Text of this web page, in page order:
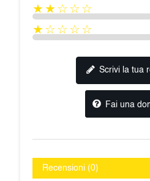
★★☆☆☆
★☆☆☆☆
Scrivi la tua
Fai una
Recensioni (0)